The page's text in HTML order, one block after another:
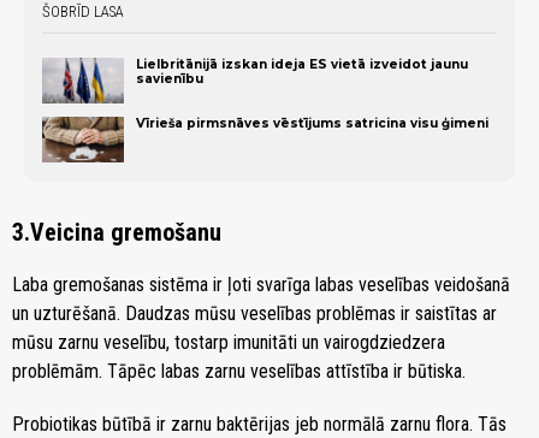
ŠOBRĪD LASA
Lielbritānijā izskan ideja ES vietā izveidot jaunu
savienību
Vīrieša pirmsnāves vēstījums satricina visu ģimeni
3.Veicina gremošanu
Laba gremošanas sistēma ir ļoti svarīga labas veselības veidošanā
un uzturēšanā. Daudzas mūsu veselības problēmas ir saistītas ar
mūsu zarnu veselību, tostarp imunitāti un vairogdziedzera
problēmām. Tāpēc labas zarnu veselības attīstība ir būtiska.
Probiotikas būtībā ir zarnu baktērijas jeb normālā zarnu flora. Tās